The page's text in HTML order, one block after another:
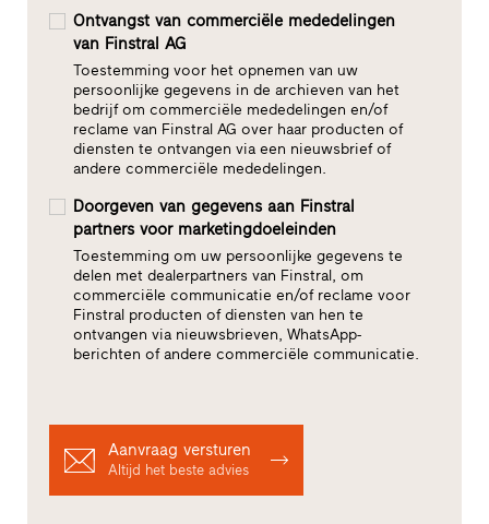
Ontvangst van commerciële mededelingen
van Finstral AG
Toestemming voor het opnemen van uw
persoonlijke gegevens in de archieven van het
bedrijf om commerciële mededelingen en/of
reclame van Finstral AG over haar producten of
diensten te ontvangen via een nieuwsbrief of
andere commerciële mededelingen.
Doorgeven van gegevens aan Finstral
partners voor marketingdoeleinden
Toestemming om uw persoonlijke gegevens te
delen met dealerpartners van Finstral, om
commerciële communicatie en/of reclame voor
Finstral producten of diensten van hen te
ontvangen via nieuwsbrieven, WhatsApp-
berichten of andere commerciële communicatie.
Aanvraag versturen
Altijd het beste advies